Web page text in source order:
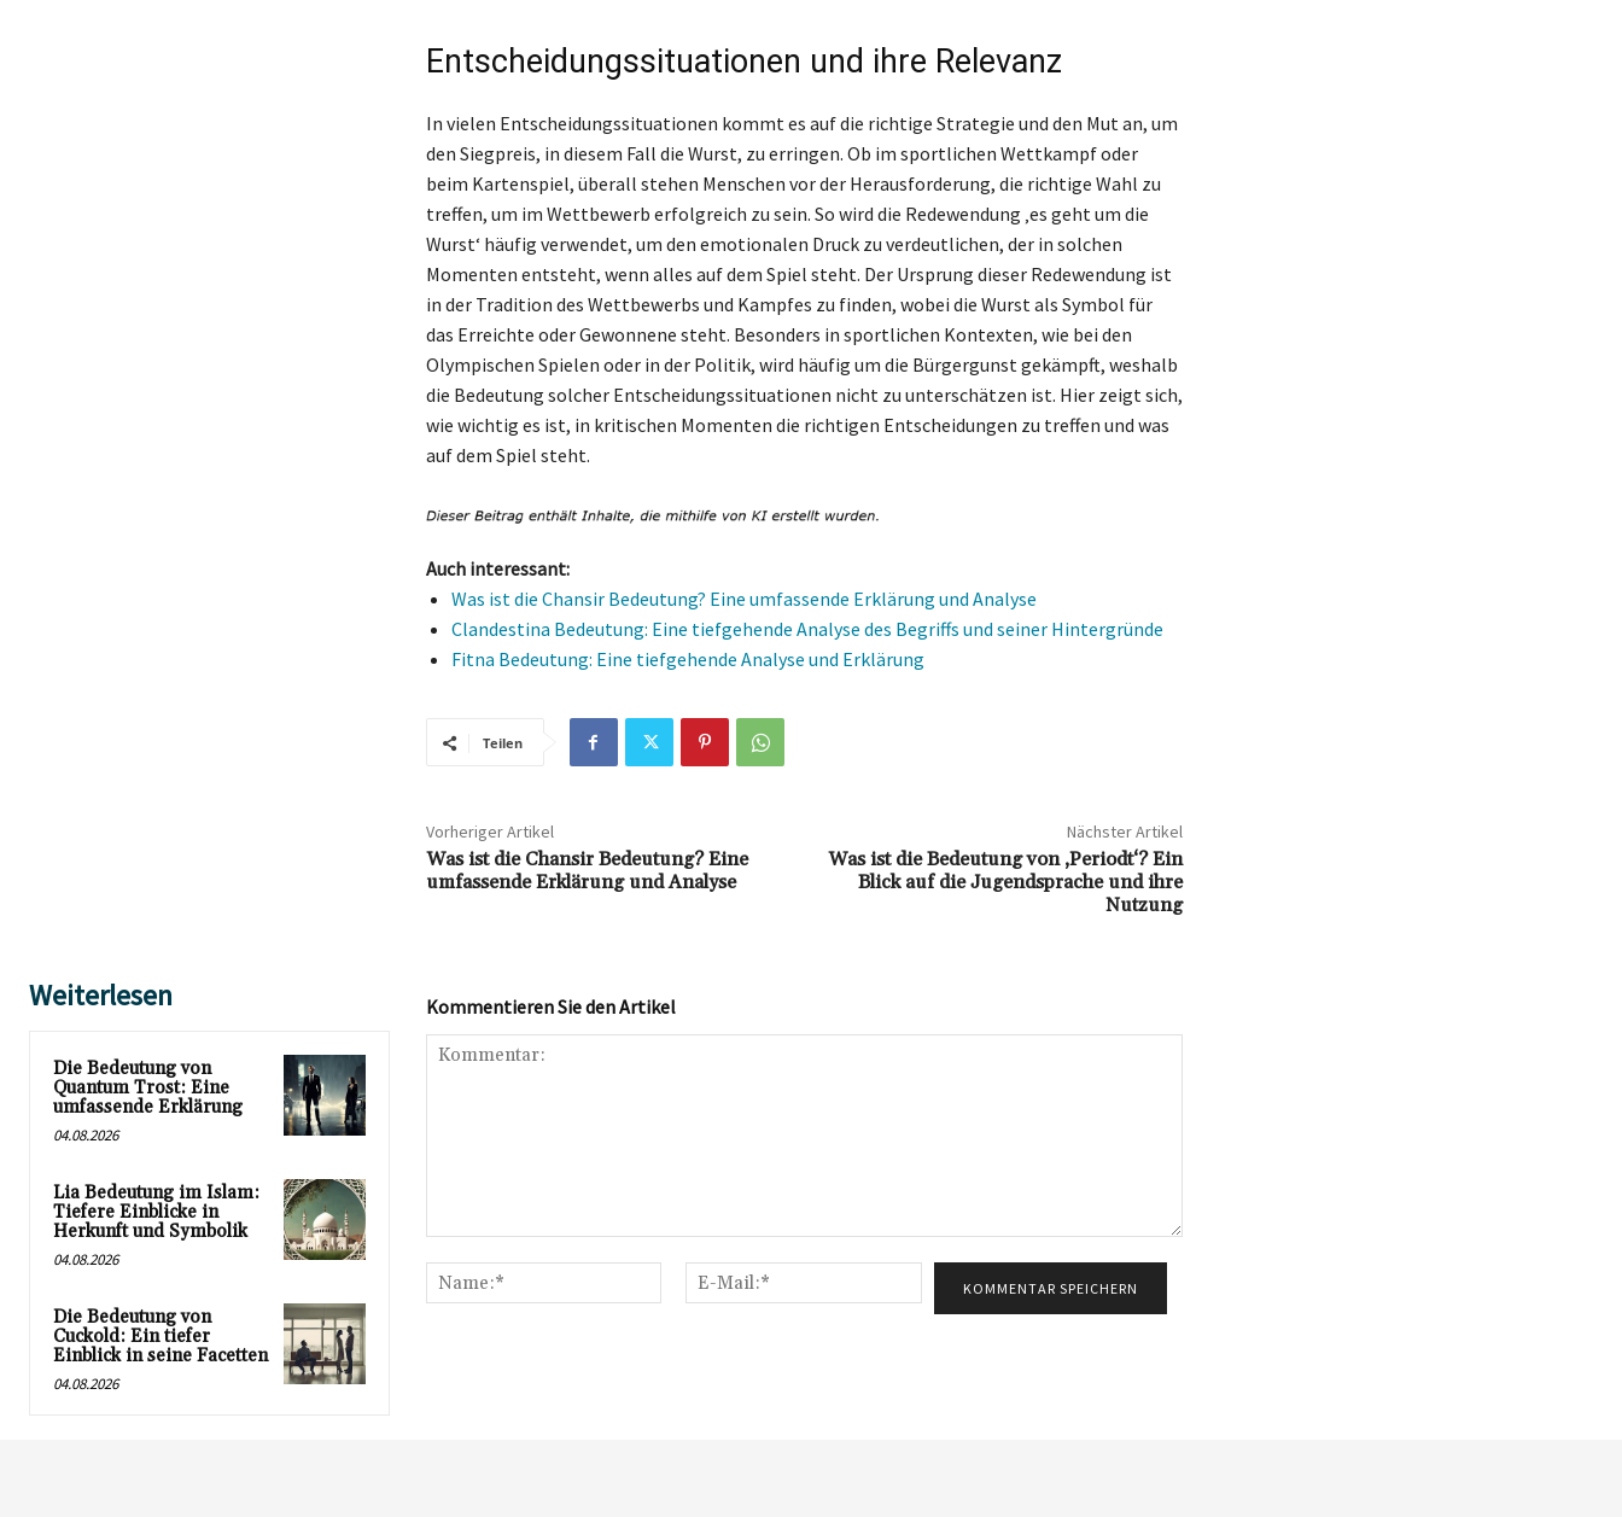
Entscheidungssituationen und ihre Relevanz
In vielen Entscheidungssituationen kommt es auf die richtige Strategie und den Mut an, um
den Siegpreis, in diesem Fall die Wurst, zu erringen. Ob im sportlichen Wettkampf oder
beim Kartenspiel, überall stehen Menschen vor der Herausforderung, die richtige Wahl zu
treffen, um im Wettbewerb erfolgreich zu sein. So wird die Redewendung ‚es geht um die
Wurst‘ häufig verwendet, um den emotionalen Druck zu verdeutlichen, der in solchen
Momenten entsteht, wenn alles auf dem Spiel steht. Der Ursprung dieser Redewendung ist
in der Tradition des Wettbewerbs und Kampfes zu finden, wobei die Wurst als Symbol für
das Erreichte oder Gewonnene steht. Besonders in sportlichen Kontexten, wie bei den
Olympischen Spielen oder in der Politik, wird häufig um die Bürgergunst gekämpft, weshalb
die Bedeutung solcher Entscheidungssituationen nicht zu unterschätzen ist. Hier zeigt sich,
wie wichtig es ist, in kritischen Momenten die richtigen Entscheidungen zu treffen und was
auf dem Spiel steht.
Auch interessant:
Was ist die Chansir Bedeutung? Eine umfassende Erklärung und Analyse
Clandestina Bedeutung: Eine tiefgehende Analyse des Begriffs und seiner Hintergründe
Fitna Bedeutung: Eine tiefgehende Analyse und Erklärung
Teilen
Vorheriger Artikel
Was ist die Chansir Bedeutung? Eine
umfassende Erklärung und Analyse
Nächster Artikel
Was ist die Bedeutung von ‚Periodt‘? Ein
Blick auf die Jugendsprache und ihre
Nutzung
Weiterlesen
Die Bedeutung von
Quantum Trost: Eine
umfassende Erklärung
04.08.2026
Lia Bedeutung im Islam:
Tiefere Einblicke in
Herkunft und Symbolik
04.08.2026
Die Bedeutung von
Cuckold: Ein tiefer
Einblick in seine Facetten
04.08.2026
Kommentieren Sie den Artikel
Name:*
Mail:*